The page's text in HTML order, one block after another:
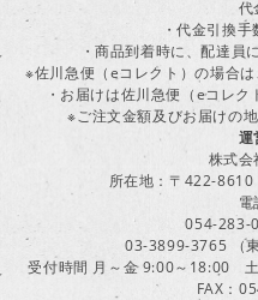
代
・代金引換
・商品到着時に、配達員
※佐川急便（eコレクト）の場合は
・お届けは佐川急便（eコレク
※ご注文金額及びお届けの
運
株式
所在地：〒422-
電
054-283-
03-3899-3765 （
受付時間 月～金 9:00～18:00
FAX：